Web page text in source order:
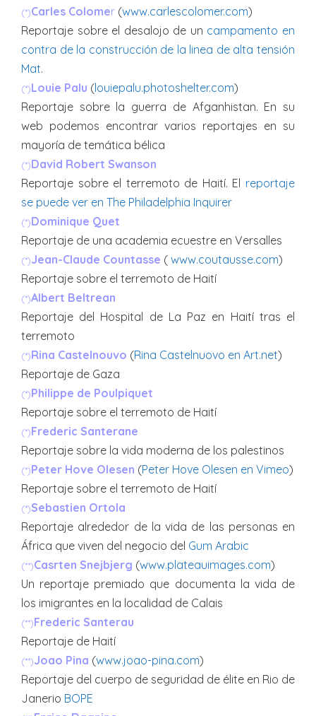
(*)Carles Colomer (www.carlescolomer.com)
Reportaje sobre el desalojo de un campamento en
contra de la construcción de la linea de alta tensión
Mat.
(*)Louie Palu (louiepalu.photoshelter.com)
Reportaje sobre la guerra de Afganhistan. En su
web podemos encontrar varios reportajes en su
mayoría de temática bélica
(*)David Robert Swanson
Reportaje sobre el terremoto de Haití. El reportaje
se puede ver en The Philadelphia Inquirer
(*)Dominique Quet
Reportaje de una academia ecuestre en Versalles
(*)Jean-Claude Countasse ( www.coutausse.com)
Reportaje sobre el terremoto de Haití
(*)Albert Beltrean
Reportaje del Hospital de La Paz en Haití tras el
terremoto
(*)Rina Castelnouvo (Rina Castelnuovo en Art.net)
Reportaje de Gaza
(*)Philippe de Poulpiquet
Reportaje sobre el terremoto de Haití
(*)Frederic Santerane
Reportaje sobre la vida moderna de los palestinos
(*)Peter Hove Olesen (Peter Hove Olesen en Vimeo)
Reportaje sobre el terremoto de Haití
(*)Sebastien Ortola
Reportaje alrededor de la vida de las personas en
África que viven del negocio del Gum Arabic
(**)Casrten Snejbjerg (www.plateauimages.com)
Un reportaje premiado que documenta la vida de
los imigrantes en la localidad de Calais
(**)Frederic Santerau
Reportaje de Haití
(**)Joao Pina (www.joao-pina.com)
Reportaje del cuerpo de seguridad de élite en Rio de
Janerio BOPE